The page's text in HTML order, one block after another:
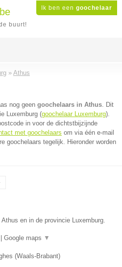
Ik ben een goochelaar
buurt!
» Athus
nog geen goochelaars in Athus. Dit
Luxemburg (goochelaar Luxemburg).
in voor de dichtstbijzijnde
met goochelaars om via één e-mail
goochelaars tegelijk. Hieronder worden
en in de provincie Luxemburg.
Google maps ▼
(Waals-Brabant)